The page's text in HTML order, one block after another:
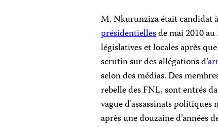
M. Nkurunziza était candidat
présidentiellesde mai 2010
législatives et locales après
scrutin sur des allégations d’
selon des médias. Des
rebelle des FNL, sont entrés
vague d’assassinats
après une douzaine d’années